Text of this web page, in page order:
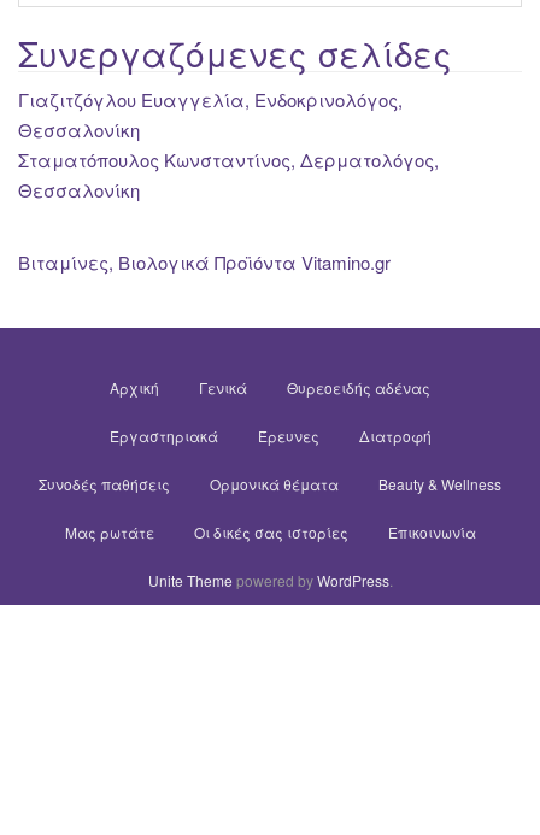
Συνεργαζόμενες σελίδες
Γιαζιτζόγλου Ευαγγελία, Ενδοκρινολόγος,
Θεσσαλονίκη
Σταματόπουλος Κωνσταντίνος, Δερματολόγος,
Θεσσαλονίκη
Βιταμίνες, Βιολογικά Προϊόντα Vitamino.gr
Αρχική Γενικά Θυρεοειδής αδένας
Εργαστηριακά Έρευνες Διατροφή
Συνοδές παθήσεις Ορμονικά θέματα Beauty & Wellness
Μας ρωτάτε Οι δικές σας ιστορίες Επικοινωνία
Unite Theme powered byWordPress.